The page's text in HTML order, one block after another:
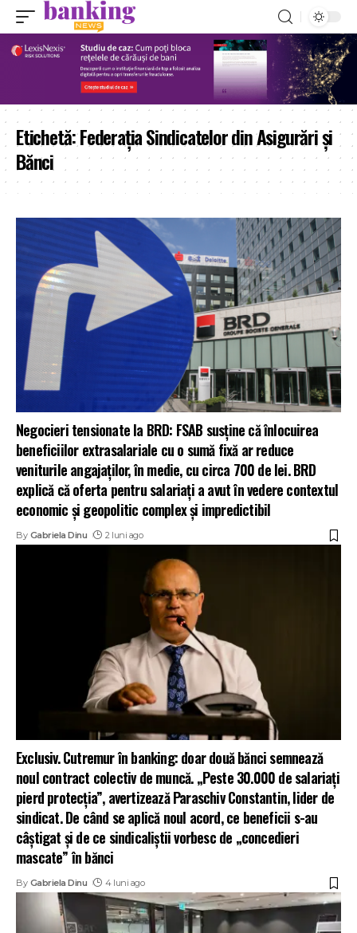
Etichetă:Federația Sindicatelor din Asigurări și
Bănci
Negocieri tensionate la BRD: FSAB susține că înlocuirea
beneficiilor extrasalariale cu o sumă fixă ar reduce
veniturile angajaților, în medie, cu circa 700 de lei. BRD
explică că oferta pentru salariați a avut în vedere contextul
economic și geopolitic complex și impredictibil
By Gabriela Dinu 2 luni ago
Exclusiv. Cutremur în banking: doar două bănci semnează
noul contract colectiv de muncă. „Peste 30.000 de salariați
pierd protecția”, avertizează Paraschiv Constantin, lider de
sindicat. De când se aplică noul acord, ce beneficii s-au
câștigat și de ce sindicaliștii vorbesc de „concedieri
mascate” în bănci
By Gabriela Dinu 4 luni ago